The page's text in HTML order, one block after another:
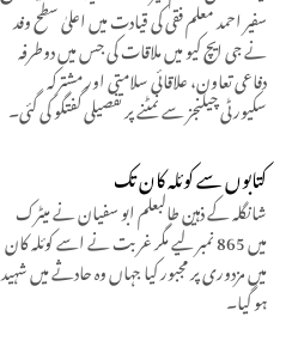
سفیر احمد معلم فقی کی قیادت میں اعلیٰ سطح وفد
نے جی ایچ کیو میں ملاقات کی جس میں دوطرفہ
دفاعی تعاون، علاقائی سلامتی اور مشترکہ
سکیورٹی چیلنجز سے نمٹنے پر تفصیلی گفتگو کی گئی۔
کتابوں سے کوئلہ کان تک
شانگلہ کے ذہین طالبعلم ابو سفیان نے میٹرک
میں 865 نمبر لیے مگر غربت نے اسے کوئلہ کان
میں مزدوری پر مجبور کیا جہاں وہ حادثے میں شہید
ہو گیا۔